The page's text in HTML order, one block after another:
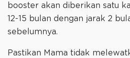
booster akan diberikan satu
12-15 bulan dengan jarak 2
sebelumnya.
Pastikan Mama tidak